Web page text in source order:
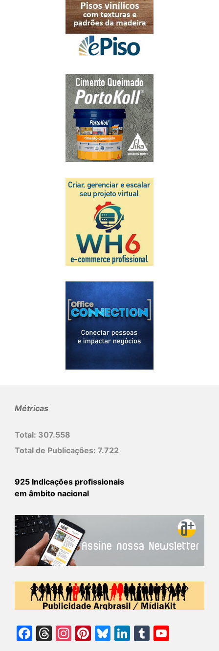
Métricas
Total: 307.558
Total de Publicações: 7.722
925 Indicações profissionais
em âmbito nacional
Facebook
Threads
Instagram
Pinterest
Bluesky
LinkedIn
Tumblr